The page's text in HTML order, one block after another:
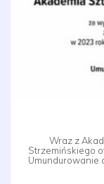
Wraz z
Strzemińskiego
Umundurowanie